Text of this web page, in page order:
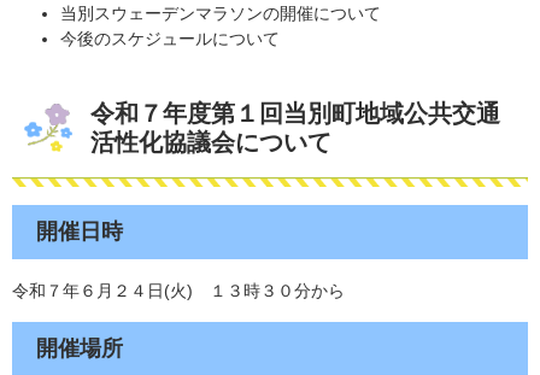
当別スウェーデンマラソンの開催について
今後のスケジュールについて
令和７年度第１回当別町地域公共交通
活性化協議会について
開催日時
令和７年６月２４日(火) １３時３０分から
開催場所